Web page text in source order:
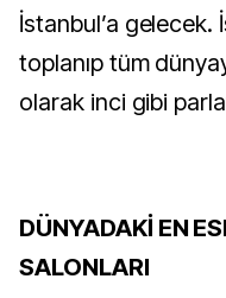
İstanbul’a
toplanıp tüm
olarak inci gibi
DÜNYADAKİ EN
SALONLARI